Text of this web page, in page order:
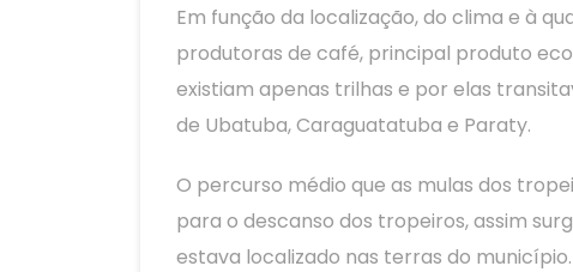
Em função da localização, do clima e à
produtoras de café, principal produto
existiam apenas trilhas e por elas
de Ubatuba, Caraguatatuba e Paraty.
O percurso médio que as mulas dos
para o descanso dos tropeiros, assim
estava localizado nas terras do